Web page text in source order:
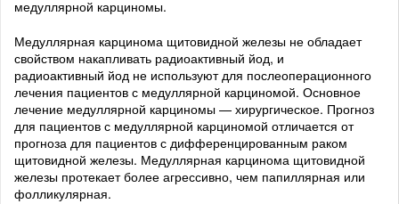
медуллярной карциномы.
Медуллярная карцинома щитовидной железы не обладает
свойством накапливать радиоактивный йод, и
радиоактивный йод не используют для послеоперационного
лечения пациентов с медуллярной карциномой. Основное
лечение медуллярной карциномы — хирургическое. Прогноз
для пациентов с медуллярной карциномой отличается от
прогноза для пациентов с дифференцированным раком
щитовидной железы. Медуллярная карцинома щитовидной
железы протекает более агрессивно, чем папиллярная или
фолликулярная.